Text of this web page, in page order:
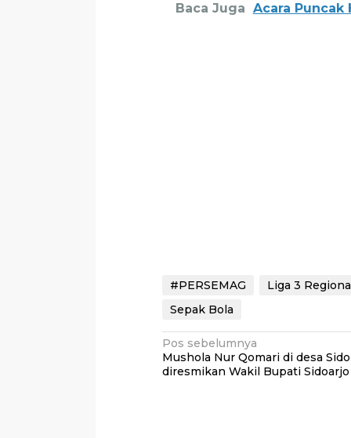
Baca Juga Acara Puncak
#PERSEMAG Liga 3
Sepak Bola
Navigasi
pos
Pos sebelumnya
Mushola Nur Qomari di desa
diresmikan Wakil Bupati Sidoarjo